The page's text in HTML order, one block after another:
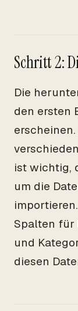
Schritt 2:
Die
den ersten
ist wichtig,
um die
Spalten für
und
diesen